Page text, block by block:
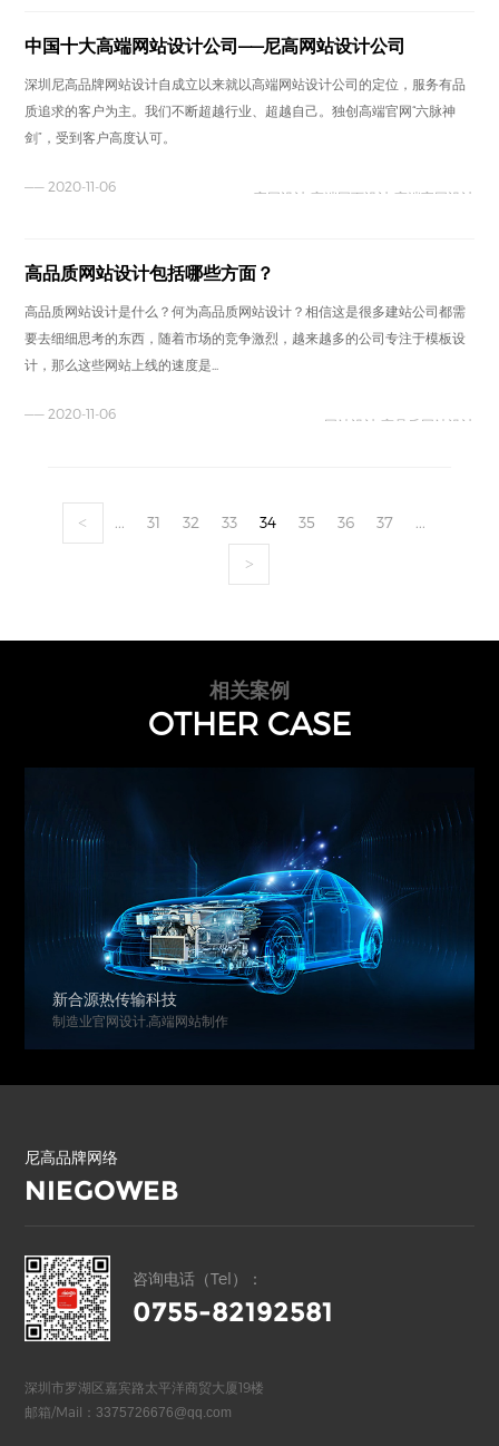
中国十大高端网站设计公司——尼高网站设计公司
深圳尼高品牌网站设计自成立以来就以高端网站设计公司的定位，服务有品
质追求的客户为主。我们不断超越行业、超越自己。独创高端官网“六脉神
剑”，受到客户高度认可。
—— 2020-11-06
官网设计 高端网页设计 高端官网设计
高品质网站设计包括哪些方面？
高品质网站设计是什么？何为高品质网站设计？相信这是很多建站公司都需
要去细细思考的东西，随着市场的竞争激烈，越来越多的公司专注于模板设
计，那么这些网站上线的速度是...
—— 2020-11-06
网站设计 高品质网站设计
< ... 31 32 33 34 35 36 37 ...
>
相关案例
OTHER CASE
新合源热传输科技
制造业官网设计,高端网站制作
尼高品牌网络
NIEGOWEB
咨询电话（Tel）：
0755-82192581
深圳市罗湖区嘉宾路太平洋商贸大厦19楼
邮箱/Mail： 3375726676@qq.com